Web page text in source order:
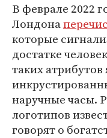
В феврале 2022
Лондона
которые
достатке
таких
наручные часы.
логотипов
говорят о